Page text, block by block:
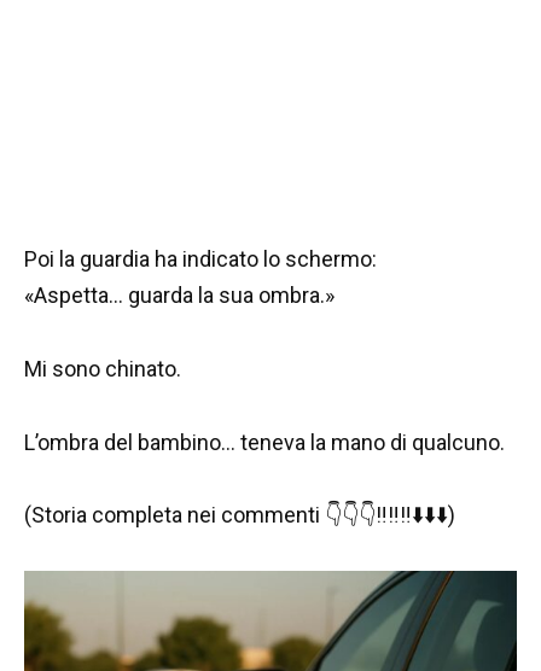
Poi la guardia ha indicato lo schermo:
«Aspetta… guarda la sua ombra.»
Mi sono chinato.
L’ombra del bambino… teneva la mano di qualcuno.
(Storia completa nei commenti 👇👇👇‼️‼️‼️⬇️⬇️⬇️)